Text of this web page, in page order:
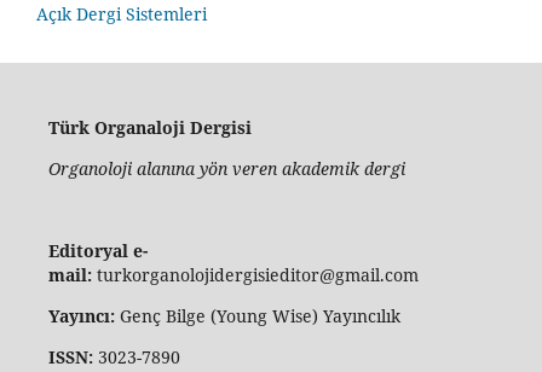
Açık Dergi Sistemleri
Türk Organaloji Dergisi
Organoloji alanına yön veren akademik dergi
Editoryal e-
mail:turkorganolojidergisieditor@gmail.com
Yayıncı:Genç Bilge (Young Wise) Yayıncılık
ISSN:3023-7890